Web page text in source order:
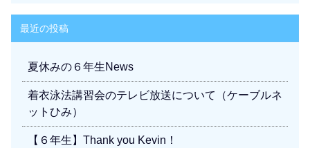
最近の投稿
夏休みの６年生News
着衣泳法講習会のテレビ放送について（ケーブルネ
ットひみ）
【６年生】Thank you Kevin！